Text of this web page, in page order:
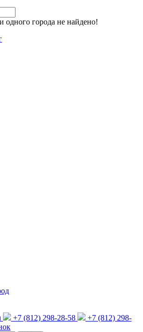
одного города не найдено!
+7 (812) 298-28-58
+7 (812) 298-